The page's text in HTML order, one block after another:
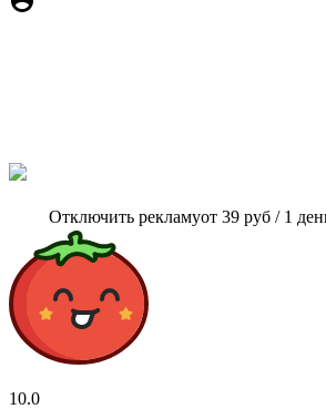
Отключить рекламуот 39 руб / 1
10.0